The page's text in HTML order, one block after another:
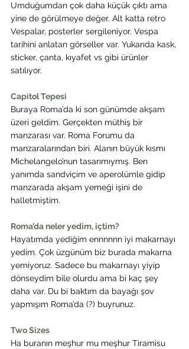
Umduğumdan çok daha küçük çıktı ama
yine de görülmeye değer. Alt katta retro
Vespalar, posterler sergileniyor. Vespa
tarihini anlatan görseller var. Yukarıda kask,
sticker, çanta, kıyafet vs gibi ürünler
satılıyor.
Capitol Tepesi
Buraya Roma’da ki son günümde akşam
üzeri geldim. Gerçekten müthiş bir
manzarası var. Roma Forumu da
manzaralarından biri. Alanın büyük kısmı
Michelangelo’nun tasarımıymış. Ben
yanımda sandviçim ve aperolümle gidip
manzarada akşam yemeği işini de
halletmiştim.
Roma’da neler yedim, içtim?
Hayatımda yediğim ennnnnn iyi makarnayı
yedim. Çok üzgünüm biz burada makarna
yemiyoruz. Sadece bu makarnayı yiyip
dönseydim bile olurdu ama bi kaç şey
daha var. Du bi baktım da bayağı şov
yapmışım Roma’da (?) buyrunuz.
Two Sizes
Ha buranın meşhur mu meşhur Tiramisu